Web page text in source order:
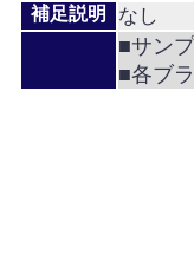
補足説明 なし
■サン
■各ブ